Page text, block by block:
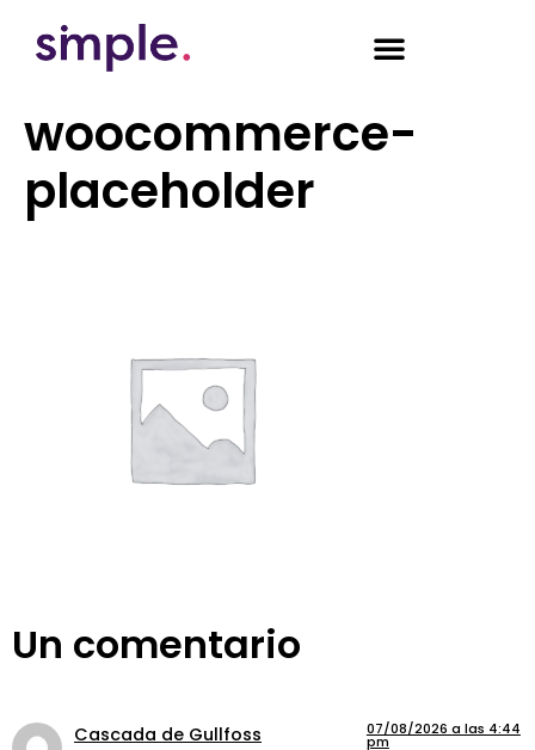
woocommerce-
placeholder
Un comentario
Cascada de Gullfoss
07/08/2026 a las 4:44
pm